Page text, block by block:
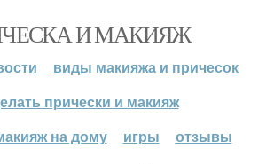
И МАКИЯЖ
виды макияжа и причесок
прически и макияж
на дому
игры отзывы